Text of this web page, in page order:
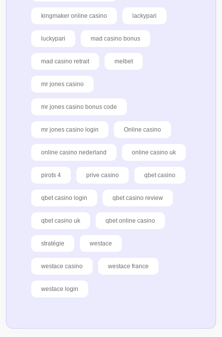
kingmaker online casino lackypari
luckypari mad casino bonus
mad casino retrait melbet
mr jones casino
mr jones casino bonus code
mr jones casino login Online casino
online casino nederland online casino uk
pirots 4 prive casino qbet casino
qbet casino login qbet casino review
qbet casino uk qbet online casino
stratégie westace
westace casino westace france
westace login